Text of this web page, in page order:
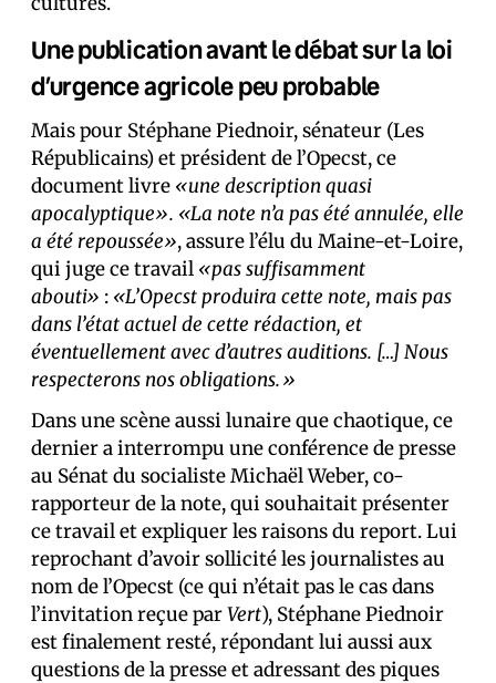
Une publication avant le débat sur la loi
d’urgence agricole peu probable
Mais pour Stéphane Piednoir, sénateur (Les
Républicains) et président de l’Opecst, ce
document livre «une description quasi
apocalyptique». «La note n’a pas été annulée, elle
a été repoussée», assure l’élu du Maine-et-Loire,
qui juge ce travail «pas suffisamment
abouti» : «L’Opecst produira cette note, mais pas
dans l’état actuel de cette rédaction, et
éventuellement avec d’autres auditions. […] Nous
respecterons nos obligations.»
Dans une scène aussi lunaire que chaotique, ce
dernier a interrompu une conférence de presse
au Sénat du socialiste Michaël Weber, co-
rapporteur de la note, qui souhaitait présenter
ce travail et expliquer les raisons du report. Lui
reprochant d’avoir sollicité les journalistes au
nom de l’Opecst (ce qui n’était pas le cas dans
l’invitation reçue parVert), Stéphane Piednoir
est finalement resté, répondant lui aussi aux
questions de la presse et adressant des piques